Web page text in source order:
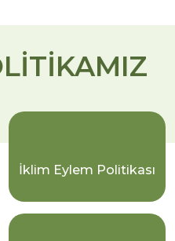
İklim Eylem Politikası